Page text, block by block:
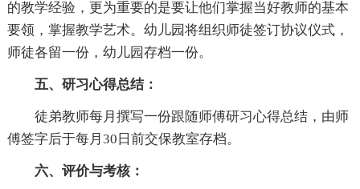
的教学经验，更为重要的是要让他们掌握当好教师的基本
要领，掌握教学艺术。幼儿园将组织师徒签订协议仪式，
师徒各留一份，幼儿园存档一份。
五、研习心得总结：
徒弟教师每月撰写一份跟随师傅研习心得总结，由师
傅签字后于每月30日前交保教室存档。
六、评价与考核：